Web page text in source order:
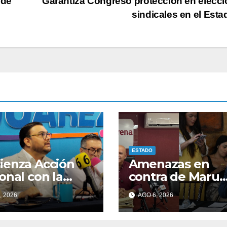
sindicales en el
Acción
con la
rumbo a
2026
ESTADO
Amenazas en
contra de Maru
Campos
conflictos entre
bancadas del
AGO 6, 2026